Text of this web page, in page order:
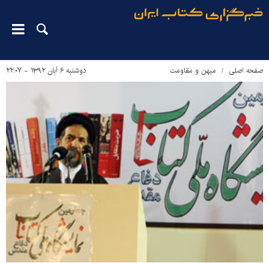
صفحه اصلی میهن و مقاومت دوشنبه ۶ آبان ۱۳۹۲ - ۲۲:۰۷